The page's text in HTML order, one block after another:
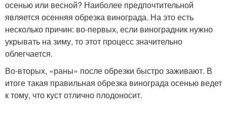
осенью или весной? Наиболее предпочтительной
является осенняя обрезка винограда. На это есть
несколько причин: во-первых, если виноградник нужно
укрывать на зиму, то этот процесс значительно
облегчается.
Во-вторых, «раны» после обрезки быстро заживают. В
итоге такая правильная обрезка винограда осенью ведет
к тому, что куст отлично плодоносит.